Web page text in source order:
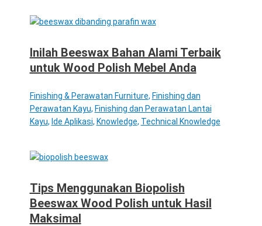
Inilah Beeswax Bahan Alami Terbaik
untuk Wood Polish Mebel Anda
Finishing & Perawatan Furniture, Finishing dan
Perawatan Kayu, Finishing dan Perawatan Lantai
Kayu, Ide Aplikasi, Knowledge, Technical Knowledge
Tips Menggunakan Biopolish
Beeswax Wood Polish untuk Hasil
Maksimal